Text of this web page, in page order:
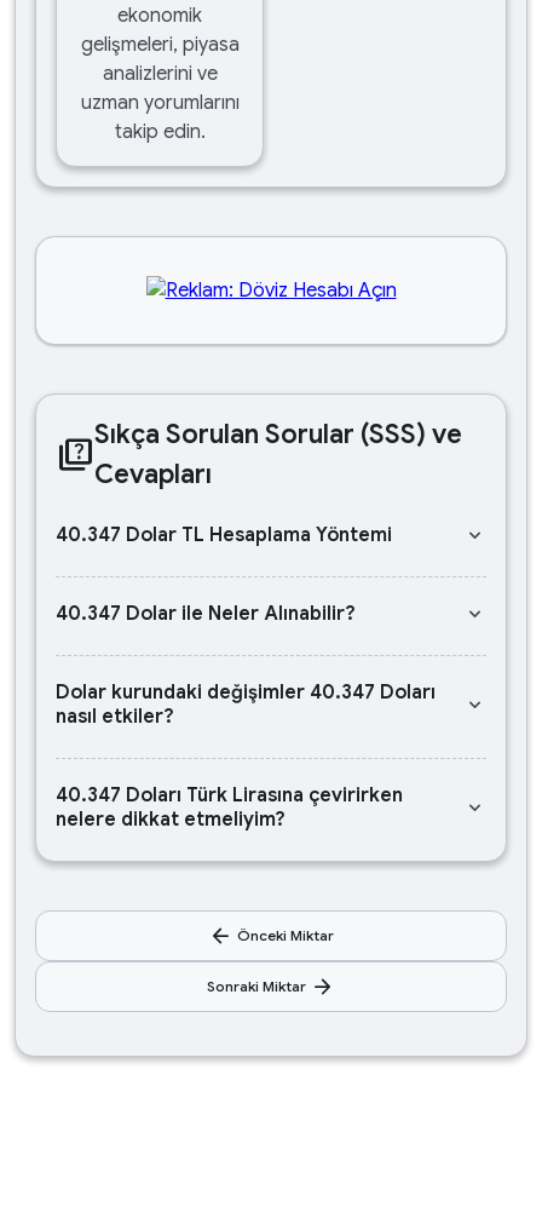
ekonomik
gelişmeleri, piyasa
analizlerini ve
uzman yorumlarını
takip edin.
quizSıkça Sorulan Sorular (SSS) ve
Cevapları
40.347 Dolar TL Hesaplama Yöntemi keyboard_arrow_down
40.347 Dolar ile Neler Alınabilir? keyboard_arrow_down
Dolar kurundaki değişimler 40.347 Doları
nasıl etkiler?
keyboard_arrow_down
40.347 Doları Türk Lirasına çevirirken
nelere dikkat etmeliyim?
keyboard_arrow_down
arrow_back Önceki Miktar
Sonraki Miktar arrow_forward